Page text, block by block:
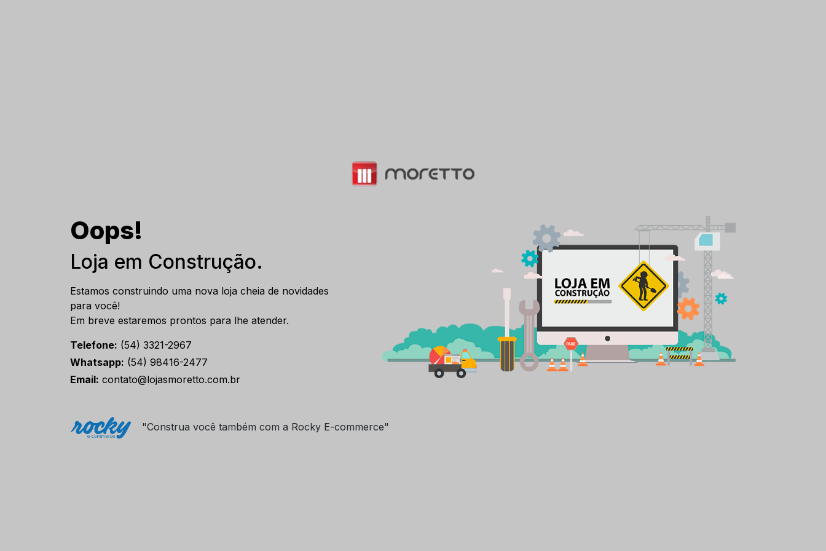
Oops!
Loja em Construção.
Estamos construindo uma nova loja cheia de novidades
para você!
Em breve estaremos prontos para lhe atender.
Telefone: (54) 3321-2967
Whatsapp: (54) 98416-2477
Email: contato@lojasmoretto.com.br
"Construa você também com a Rocky E-commerce"